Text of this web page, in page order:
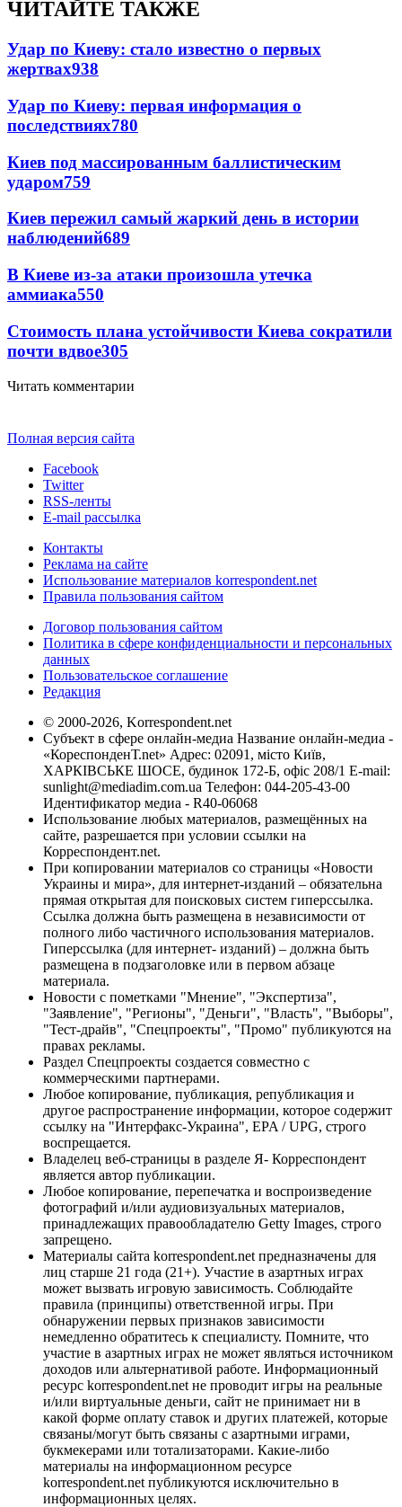
ЧИТАЙТЕ ТАКЖЕ
Удар по Киеву: стало известно о первых
жертвах938
Удар по Киеву: первая информация о
последствиях780
Киев под массированным баллистическим
ударом759
Киев пережил самый жаркий день в истории
наблюдений689
В Киеве из-за атаки произошла утечка
аммиака550
Стоимость плана устойчивости Киева сократили
почти вдвое305
Читать комментарии
Полная версия сайта
Facebook
Twitter
RSS-ленты
E-mail рассылка
Контакты
Реклама на сайте
Использование материалов korrespondent.net
Правила пользования сайтом
Договор пользования сайтом
Политика в сфере конфиденциальности и персональных
данных
Пользовательское соглашение
Редакция
© 2000-2026, Korrespondent.net
Субъект в сфере онлайн-медиа Название онлайн-медиа -
«КореспонденТ.net» Адрес: 02091, місто Київ,
ХАРКІВСЬКЕ ШОСЕ, будинок 172-Б, офіс 208/1 E-mail:
sunlight@mediadim.com.ua Телефон: 044-205-43-00
Идентификатор медиа - R40-06068
Использование любых материалов, размещённых на
сайте, разрешается при условии ссылки на
Корреспондент.net.
При копировании материалов со страницы «Новости
Украины и мира», для интернет-изданий – обязательна
прямая открытая для поисковых систем гиперссылка.
Ссылка должна быть размещена в независимости от
полного либо частичного использования материалов.
Гиперссылка (для интернет- изданий) – должна быть
размещена в подзаголовке или в первом абзаце
материала.
Новости с пометками "Мнение", "Экспертиза",
"Заявление", "Регионы", "Деньги", "Власть", "Выборы",
"Тест-драйв", "Спецпроекты", "Промо" публикуются на
правах рекламы.
Раздел Спецпроекты создается совместно с
коммерческими партнерами.
Любое копирование, публикация, републикация и
другое распространение информации, которое содержит
ссылку на "Интерфакс-Украина", EPA / UPG, строго
воспрещается.
Владелец веб-страницы в разделе Я- Корреспондент
является автор публикации.
Любое копирование, перепечатка и воспроизведение
фотографий и/или аудиовизуальных материалов,
принадлежащих правообладателю Getty Images, строго
запрещено.
Материалы сайта korrespondent.net предназначены для
лиц старше 21 года (21+). Участие в азартных играх
может вызвать игровую зависимость. Соблюдайте
правила (принципы) ответственной игры. При
обнаружении первых признаков зависимости
немедленно обратитесь к специалисту. Помните, что
участие в азартных играх не может являться источником
доходов или альтернативой работе. Информационный
ресурс korrespondent.net не проводит игры на реальные
и/или виртуальные деньги, сайт не принимает ни в
какой форме оплату ставок и других платежей, которые
связаны/могут быть связаны с азартными играми,
букмекерами или тотализаторами. Какие-либо
материалы на информационном ресурсе
korrespondent.net публикуются исключительно в
информационных целях.